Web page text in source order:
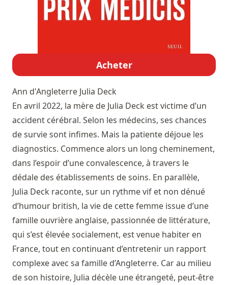
Acheter
Ann d'Angleterre Julia Deck
En avril 2022, la mère de Julia Deck est victime d’un
accident cérébral. Selon les médecins, ses chances
de survie sont infimes. Mais la patiente déjoue les
diagnostics. Commence alors un long cheminement,
dans l’espoir d’une convalescence, à travers le
dédale des établissements de soins. En parallèle,
Julia Deck raconte, sur un rythme vif et non dénué
d’humour british, la vie de cette femme issue d’une
famille ouvrière anglaise, passionnée de littérature,
qui s’est élevée socialement, est venue habiter en
France, tout en continuant d’entretenir un rapport
complexe avec sa famille d’Angleterre. Car au milieu
de son histoire, Julia décèle une étrangeté, peut-être